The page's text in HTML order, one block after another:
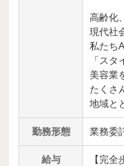
高齢化
現代社
私たち
「ス
美容業
たくさ
地域と
勤務形態 業務委
給与
【完全